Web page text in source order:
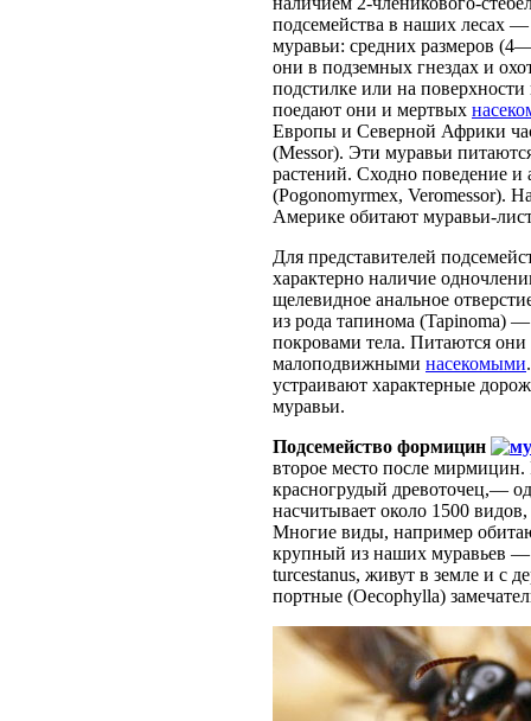
подсемейства в наших лесах
муравьи: средних размеров
они в подземных гнездах и
подстилке или на
поедают они и мертвых
Европы и Северной Африки
(Messor). Эти муравьи
растений. Сходно поведение
(Pogonomyrmex,
Америке обитают муравьи-
Для представителей
характерно наличие
щелевидное анальное
из рода тапинома (Tapinoma)
покровами тела. Питаются
малоподвижными насекомыми
устраивают характерные
муравьи.
Подсемейство формицин
второе место после мирмицин.
красногрудый древоточец,—
насчитывает около 1500
Многие виды, например
крупный из наших муравьев
turcestanus, живут в земле и с
портные (Oecophylla)